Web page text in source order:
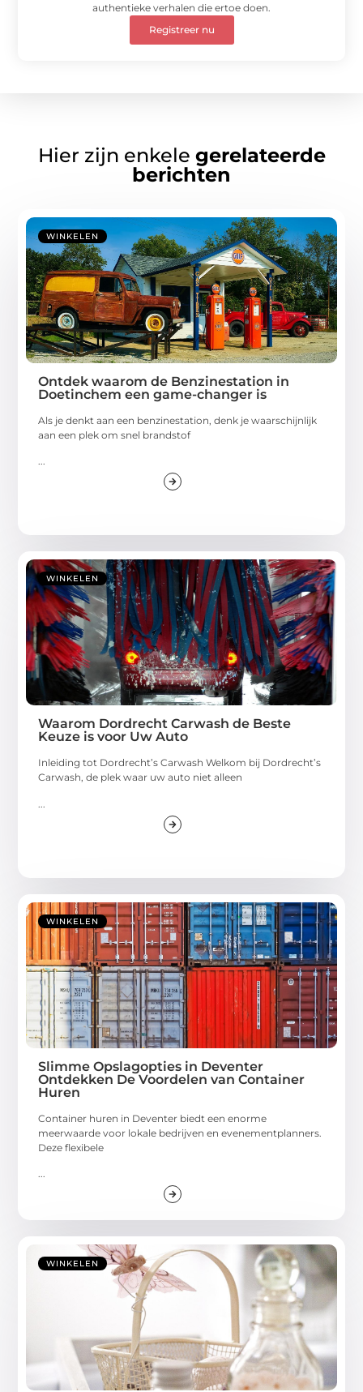
authentieke verhalen die ertoe doen.
Registreer nu
Hier zijn enkele gerelateerde
berichten
WINKELEN
Ontdek waarom de Benzinestation in
Doetinchem een game-changer is
Als je denkt aan een benzinestation, denk je waarschijnlijk
aan een plek om snel brandstof
...
WINKELEN
Waarom Dordrecht Carwash de Beste
Keuze is voor Uw Auto
Inleiding tot Dordrecht’s Carwash Welkom bij Dordrecht’s
Carwash, de plek waar uw auto niet alleen
WINKELEN
Slimme Opslagopties in Deventer
Ontdekken De Voordelen van Container
Huren
Container huren in Deventer biedt een enorme
meerwaarde voor lokale bedrijven en evenementplanners.
Deze flexibele
...
WINKELEN